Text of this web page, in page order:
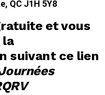
QC J1H 5Y8
et vous
la
suivant ce lien